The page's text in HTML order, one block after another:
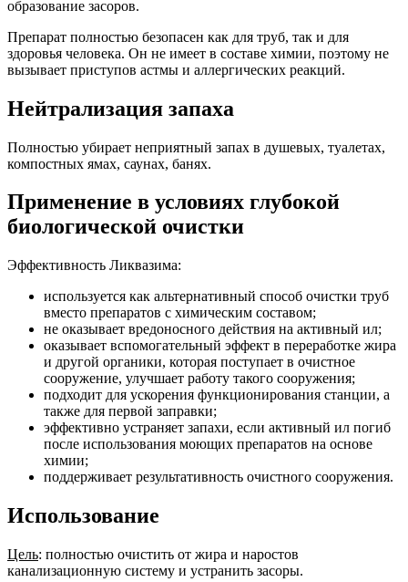
образование засоров.
Препарат полностью безопасен как для труб, так и для
здоровья человека. Он не имеет в составе химии, поэтому не
вызывает приступов астмы и аллергических реакций.
Нейтрализация запаха
Полностью убирает неприятный запах в душевых, туалетах,
компостных ямах, саунах, банях.
Применение в условиях глубокой
биологической очистки
Эффективность Ликвазима:
используется как альтернативный способ очистки труб
вместо препаратов с химическим составом;
не оказывает вредоносного действия на активный ил;
оказывает вспомогательный эффект в переработке жира
и другой органики, которая поступает в очистное
сооружение, улучшает работу такого сооружения;
подходит для ускорения функционирования станции, а
также для первой заправки;
эффективно устраняет запахи, если активный ил погиб
после использования моющих препаратов на основе
химии;
поддерживает результативность очистного сооружения.
Использование
Цель: полностью очистить от жира и наростов
канализационную систему и устранить засоры.